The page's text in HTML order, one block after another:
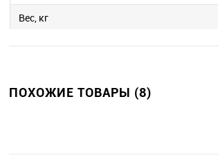
Вес, кг
ПОХОЖИЕ ТОВАРЫ (8)